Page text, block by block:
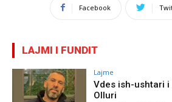
Facebook
LAJMI I FUNDIT
Lajme
Vdes ish-ushtari i
Olluri